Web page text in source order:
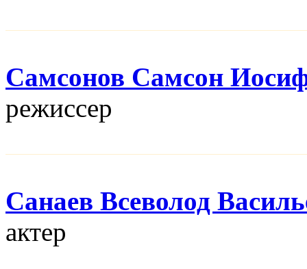
Самсонов Самсон
режисcер
Санаев Всеволод
актер